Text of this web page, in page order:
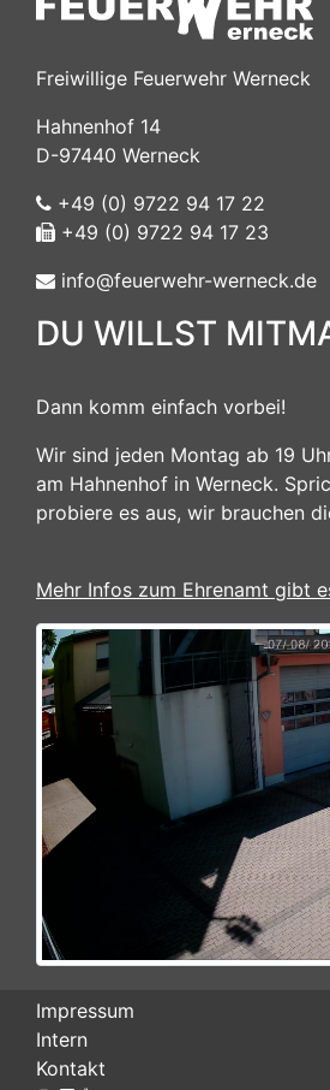
Freiwillige Feuerwehr Werneck
Hahnenhof 14
D-97440 Werneck
+49 (0) 9722 94 17 22
+49 (0) 9722 94 17 23
info@feuerwehr-werneck.de
DU WILLST
Dann komm einfach vorbei!
Wir sind jeden Montag ab 19
am Hahnenhof in Werneck.
probiere es aus, wir brauchen
Mehr Infos zum Ehrenamt gibt
Impressum
Intern
Kontakt